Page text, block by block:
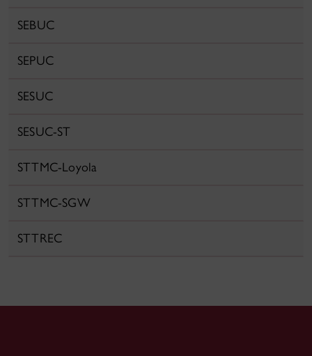
SEBUC
SEPUC
SESUC
SESUC-ST
STTMC-Loyola
STTMC-SGW
STTREC